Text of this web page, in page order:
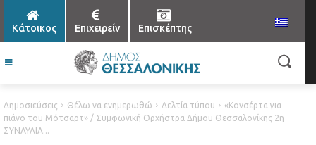
Κάτοικος Επιχειρείν Επισκέπτης
Δημοσιεύσεις Θέλω να ενημερωθώ Δελτία τύπου
«Κονσέρτα για
πιάνο του Μότσαρτ» / Συμφωνική Ορχήστρα Δήμου Θεσσαλονίκης 2η
ΣΥΝΑΥΛΙΑ...